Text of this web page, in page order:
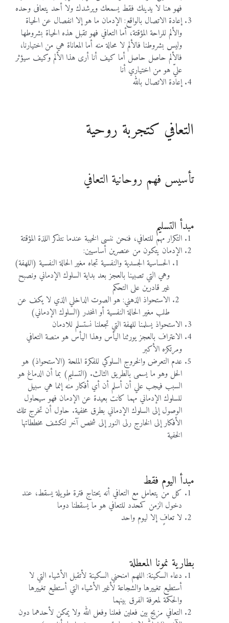
فهو هنا لا يدينك فقط يسمعك ويرشدك ولا أحد يتعافى وحده
إعادة الاتصال بالواقع: الإدمان ما هو إلا انفصال عن الحياة
والألم للراحة المؤقتة، أما التعافي فهو تقبل هذه الحياة بشروطها
وليس بشروطنا فالألم لا محالة منه أما المعاناة هي من اختيارنا،
فالألم حاصل حاصل أما كيف أنا أرى هذا الألم وكيف سيؤثر
عليّ هو من اختياري أنا
إعادة الاتصال بالله
التعافي كتجربة روحية
تأسيس فهم روحانية التعافي
مبدأ التسليم
التكرار مهم للتعافي، فنحن ننسى الخيبة عندما نتذكر اللذة المؤقتة
الإدمان يتكون من عنصرين أساسيين:
الحساسية الجسدية والنفسية تجاه مغير الحالة النفسية (اللهفة)
وهي التي تصبينا بالعجز بعد بداية السلوك الإدماني ونصبح
غير قادرين على التحكم
الاستحواذ الذهني: هو الصوت الداخلي الذي لا يكف عن
طلب مغير الحالة النفسية أو المخدر (السلوك الإدماني)
الاستحواذ يسلمنا للهفة التي تجعلنا نستسلم للادمان
الاعتراف بالعجز يورثنا اليأس وهذا اليأس هو منصة التعافي
ومرتكزه الأكبر
عدم التعرض والخروج السلوكي للفكرة الملحة (الاستحواذ) هو
الحل وهو ما يسمى بالطريق الثالث. (التسليم) بما أن الدماغ هو
السبب فيجب علي أن أسلم أن أي أفكار منه إنما هي سبيل
للسلوك الإدماني مهما كانت بعيدة عن الإدمان فهو سيحاول
الوصول إلى السلوك الإدماني بطرق مخفية. حاول أن تخرج تلك
الأفكار إلى الخارج رلى النور إلى شخص آخر لتكشف مخططاتها
الخفية
مبدأ اليوم فقط
كل من يتعامل مع التعافي أنه يحتاج فترة طويلة يسقط، عند
دخول الزمن كمحدد للتعافي هو ما يسقطنا دوما
لا تعافٍ إلا ليوم واحد
بطارية نمونا المعطلة
دعاء السكينة: اللهم امنحني السكينة لأتقبل الأشياء التي لا
أستطيع تغييرها والشجاعة لأغير الأشياء التي أستطيع تغييرها
والحكمة لمعرفة الفرق بينهما
التعافي مزيج بين فعلين فعلنا وفعل الله ولا يمكن لأحدهما دون
تذكرني فقدت كلمة المرور
البريد الإلكتروني*
أوافق وألتزم بضوابط العضوية، لقراءة ضوابط العوضية يرجى الضغط